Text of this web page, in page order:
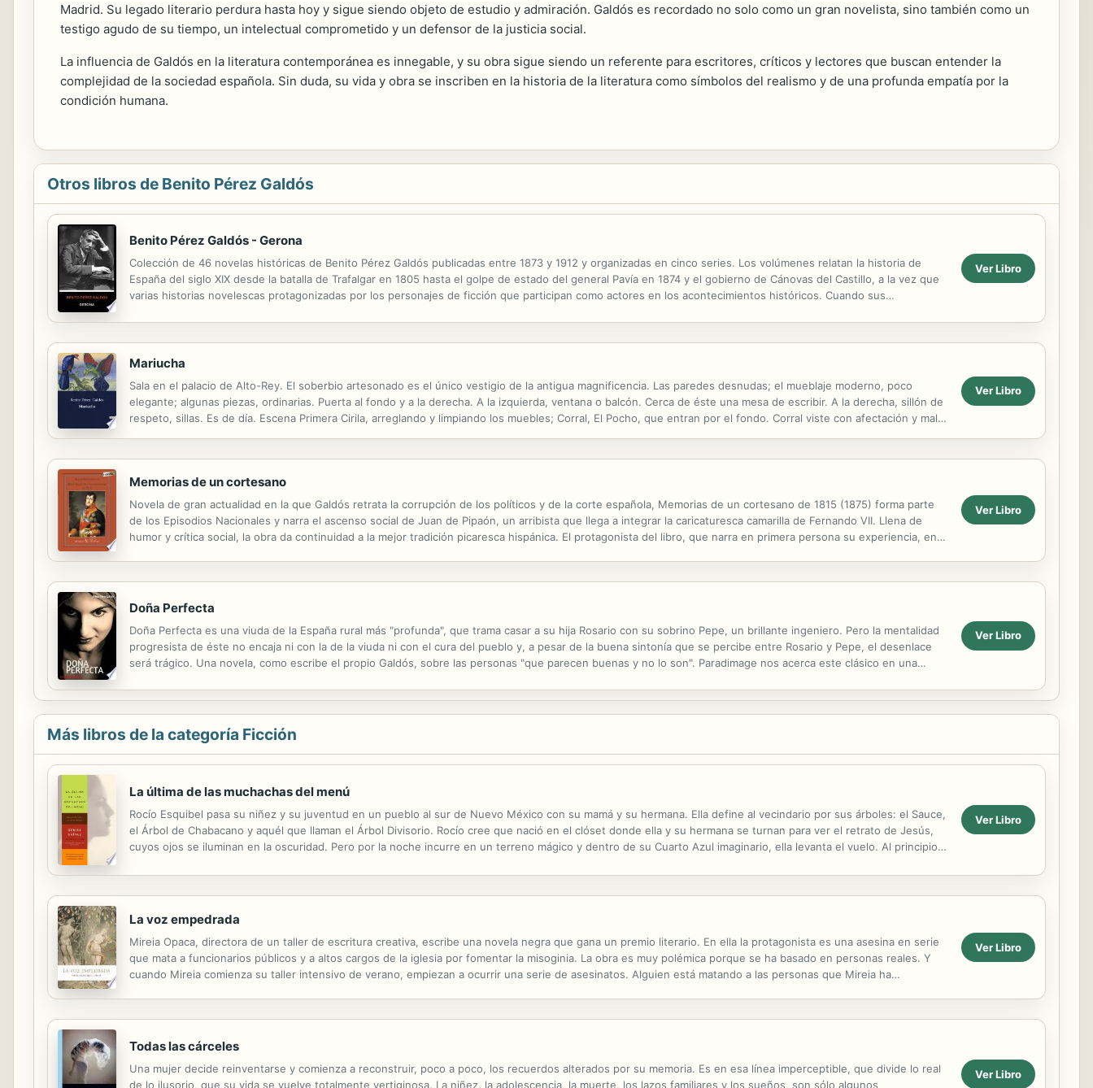
Madrid. Su legado literario perdura hasta hoy y sigue siendo objeto de estudio y admiración. Galdós es recordado no solo como un gran novelista, sino también como un
testigo agudo de su tiempo, un intelectual comprometido y un defensor de la justicia social.
La influencia de Galdós en la literatura contemporánea es innegable, y su obra sigue siendo un referente para escritores, críticos y lectores que buscan entender la
complejidad de la sociedad española. Sin duda, su vida y obra se inscriben en la historia de la literatura como símbolos del realismo y de una profunda empatía por la
condición humana.
Otros libros de Benito Pérez Galdós
Benito Pérez Galdós - Gerona
Colección de 46 novelas históricas de Benito Pérez Galdós publicadas entre 1873 y 1912 y organizadas en cinco series. Los volúmenes relatan la historia de
España del siglo XIX desde la batalla de Trafalgar en 1805 hasta el golpe de estado del general Pavía en 1874 y el gobierno de Cánovas del Castillo, a la vez que
varias historias novelescas protagonizadas por los personajes de ficción que participan como actores en los acontecimientos históricos. Cuando sus
Ver Libro
Mariucha
Sala en el palacio de Alto-Rey. El soberbio artesonado es el único vestigio de la antigua magnificencia. Las paredes desnudas; el mueblaje moderno, poco
elegante; algunas piezas, ordinarias. Puerta al fondo y a la derecha. A la izquierda, ventana o balcón. Cerca de éste una mesa de escribir. A la derecha, sillón de
respeto, sillas. Es de día. Escena Primera Cirila, arreglando y limpiando los muebles; Corral, El Pocho, que entran por el fondo. Corral viste con afectación y mal
Ver Libro
Memorias de un cortesano
Novela de gran actualidad en la que Galdós retrata la corrupción de los políticos y de la corte española, Memorias de un cortesano de 1815 (1875) forma parte
de los Episodios Nacionales y narra el ascenso social de Juan de Pipaón, un arribista que llega a integrar la caricaturesca camarilla de Fernando VII. Llena de
humor y crítica social, la obra da continuidad a la mejor tradición picaresca hispánica. El protagonista del libro, que narra en primera persona su experiencia, en
Ver Libro
Doña Perfecta
Doña Perfecta es una viuda de la España rural más "profunda", que trama casar a su hija Rosario con su sobrino Pepe, un brillante ingeniero. Pero la mentalidad
progresista de éste no encaja ni con la de la viuda ni con el cura del pueblo y, a pesar de la buena sintonía que se percibe entre Rosario y Pepe, el desenlace
será trágico. Una novela, como escribe el propio Galdós, sobre las personas "que parecen buenas y no lo son". Paradimage nos acerca este clásico en una
Ver Libro
Más libros de la categoría Ficción
La última de las muchachas del menú
Rocío Esquibel pasa su niñez y su juventud en un pueblo al sur de Nuevo México con su mamá y su hermana. Ella define al vecindario por sus árboles: el Sauce,
el Árbol de Chabacano y aquél que llaman el Árbol Divisorio. Rocío cree que nació en el clóset donde ella y su hermana se turnan para ver el retrato de Jesús,
cuyos ojos se iluminan en la oscuridad. Pero por la noche incurre en un terreno mágico y dentro de su Cuarto Azul imaginario, ella levanta el vuelo. Al principio
Ver Libro
La voz empedrada
Mireia Opaca, directora de un taller de escritura creativa, escribe una novela negra que gana un premio literario. En ella la protagonista es una asesina en serie
que mata a funcionarios públicos y a altos cargos de la iglesia por fomentar la misoginia. La obra es muy polémica porque se ha basado en personas reales. Y
cuando Mireia comienza su taller intensivo de verano, empiezan a ocurrir una serie de asesinatos. Alguien está matando a las personas que Mireia ha
Ver Libro
Todas las cárceles
Una mujer decide reinventarse y comienza a reconstruir, poco a poco, los recuerdos alterados por su memoria. Es en esa línea imperceptible, que divide lo real
de lo ilusorio, que su vida se vuelve totalmente vertiginosa. La niñez, la adolescencia, la muerte, los lazos familiares y los sueños, son sólo algunos
Ver Libro